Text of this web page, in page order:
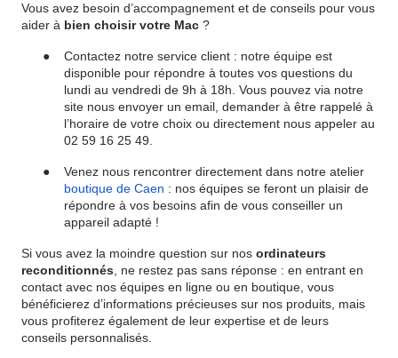
Vous avez besoin d’accompagnement et de conseils pour vous
aider à bien choisir votre Mac ?
●
Contactez notre service client : notre équipe est
disponible pour répondre à toutes vos questions du
lundi au vendredi de 9h à 18h. Vous pouvez via notre
site nous envoyer un email, demander à être rappelé à
l’horaire de votre choix ou directement nous appeler au
02 59 16 25 49.
●
Venez nous rencontrer directement dans notre atelier
boutique de Caen : nos équipes se feront un plaisir de
répondre à vos besoins afin de vous conseiller un
appareil adapté !
Si vous avez la moindre question sur nos ordinateurs
reconditionnés , ne restez pas sans réponse : en entrant en
contact avec nos équipes en ligne ou en boutique, vous
bénéficierez d’informations précieuses sur nos produits, mais
vous profiterez également de leur expertise et de leurs
conseils personnalisés.